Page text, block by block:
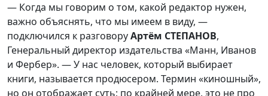
— Когда мы говорим о том, какой редактор нужен,
важно объяснять, что мы имеем в виду, —
подключился к разговоруАртём СТЕПАНОВ,
Генеральный директор издательства «Манн, Иванов
и Фербер». — У нас человек, который выбирает
книги, называется продюсером. Термин «киношный»,
но он отображает суть; по крайней мере, это не про